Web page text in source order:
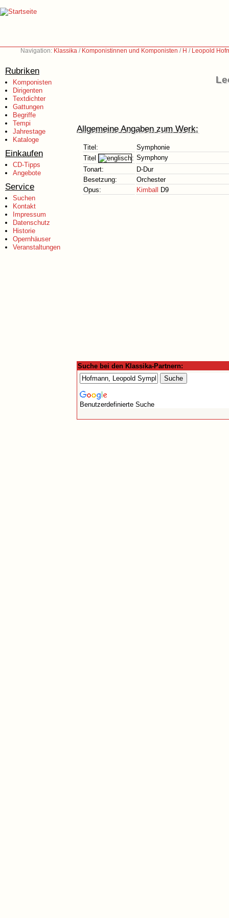
Navigation: Klassika / Komponistinnen und Komponisten / H / Leopold
Rubriken
Komponisten
Dirigenten
Textdichter
Gattungen
Begriffe
Tempi
Jahrestage
Kataloge
Einkaufen
CD-Tipps
Angebote
Service
Suchen
Kontakt
Impressum
Datenschutz
Historie
Opernhäuser
Veranstaltungen
Allgemeine Angaben zum Werk:
Titel:
Symphonie
Titel
: Symphony
Tonart:
D-Dur
Besetzung:
Orchester
Opus:
Kimball D9
Suche bei den Klassika-Partnern:
Benutzerdefinierte Suche